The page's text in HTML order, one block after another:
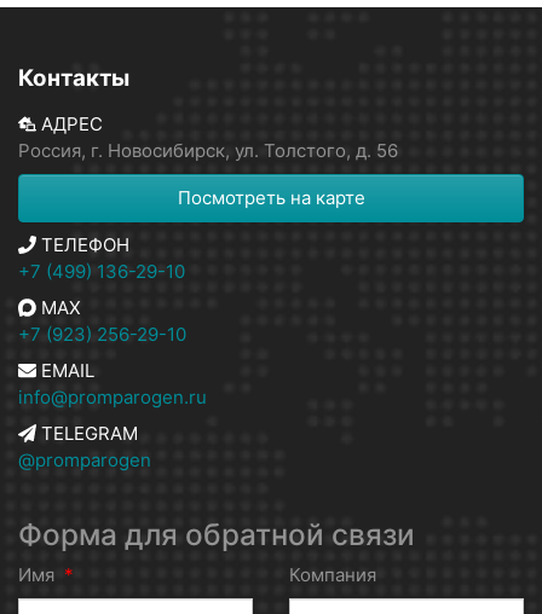
Контакты
АДРЕС
Россия, г. Новосибирск, ул. Толстого, д. 56
Посмотреть на карте
ТЕЛЕФОН
+7 (499) 136-29-10
MAX
+7 (923) 256-29-10
EMAIL
info@promparogen.ru
TELEGRAM
@promparogen
Форма для обратной связи
Имя * Компания